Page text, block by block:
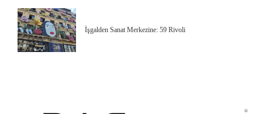
İşgalden Sanat Merkezine: 59 Rivoli
©